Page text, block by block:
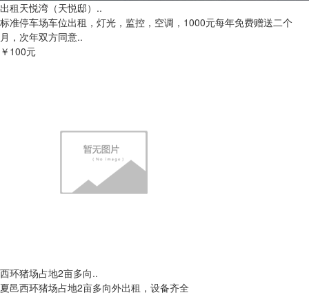
出租天悦湾（天悦邸）..
标准停车场车位出租，灯光，监控，空调，1000元每年免费赠送二个
月，次年双方同意..
￥100元
西环猪场占地2亩多向..
夏邑西环猪场占地2亩多向外出租，设备齐全